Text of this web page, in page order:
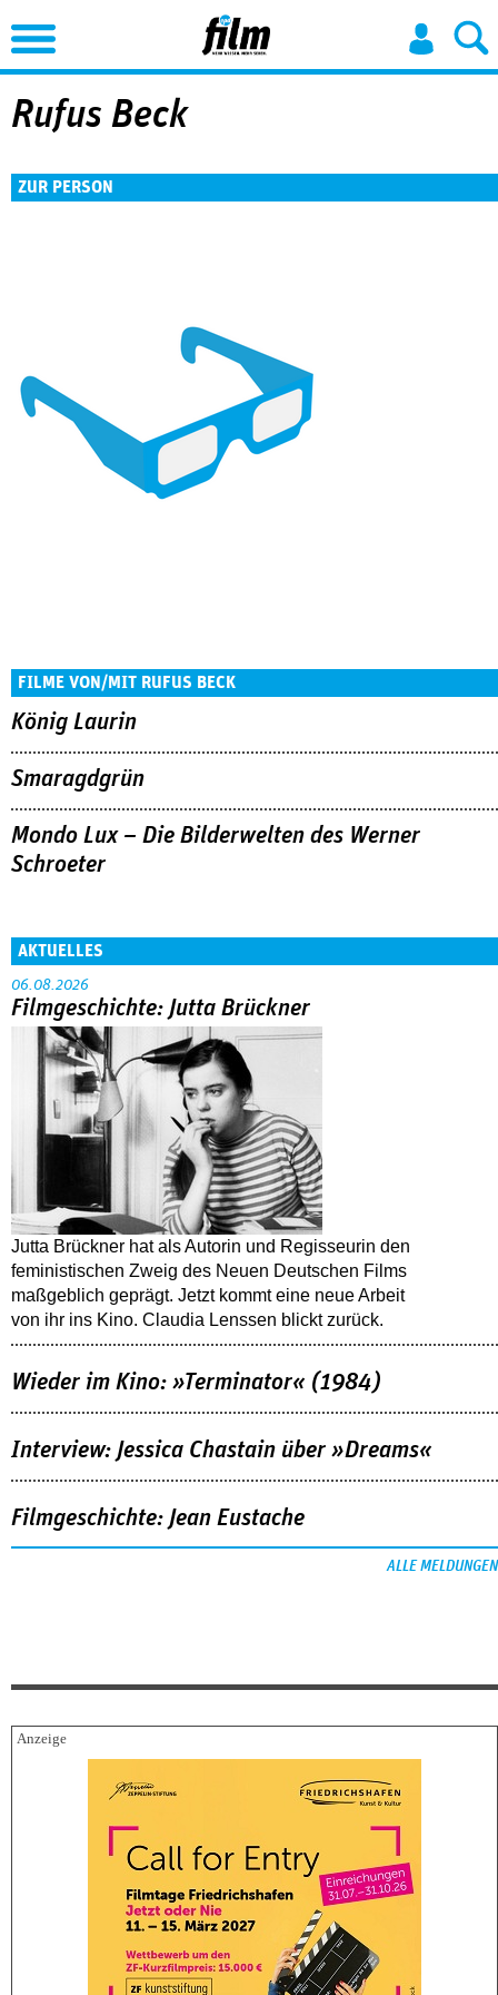
Jump to Navigation
Rufus Beck
ZUR PERSON
FILME VON/MIT RUFUS BECK
König Laurin
Smaragdgrün
Mondo Lux – Die Bilderwelten des Werner
Schroeter
AKTUELLES
06.08.2026
Filmgeschichte: Jutta Brückner
Jutta Brückner hat als Autorin und Regisseurin den
feministischen Zweig des Neuen Deutschen Films
maßgeblich geprägt. Jetzt kommt eine neue Arbeit
von ihr ins Kino. Claudia Lenssen blickt zurück.
Wieder im Kino: »Terminator« (1984)
Interview: Jessica Chastain über »Dreams«
Filmgeschichte: Jean Eustache
ALLE MELDUNGEN